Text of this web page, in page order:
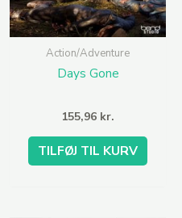
Action/Adventure
Days Gone
155,96 kr.
TILFØJ TIL KURV